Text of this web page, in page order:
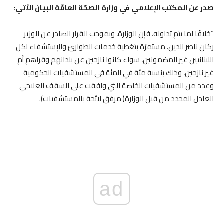
صدر عن المكتب الإعلامي في وزارة الصحّة العامّة البيان الآتي:
“خلافًا لما يتم تداوله، فإن الوزارة، وبموجب القرار الصادر عن الوزير
ركان ناصر الدين، مستمرّة بتغطية خدمات الطوارئ والإستشفاء لكل
اللبنانيين غير المضمونين، سواء كانوا نازحين عن بلدانهم وقراهم أم
غير نازحين، وذلك بنسبة مئة في المئة في المستشفيات الحكومية
وعدد من المستشفيات الخاصة التي وافقت على السقف العلاجي
العادل المحدد من قبل الوزارة( مرفق لائحة بالمستشفيات).
ad